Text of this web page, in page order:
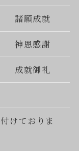
諸願成就
神恩感謝
成就御礼
けておりま